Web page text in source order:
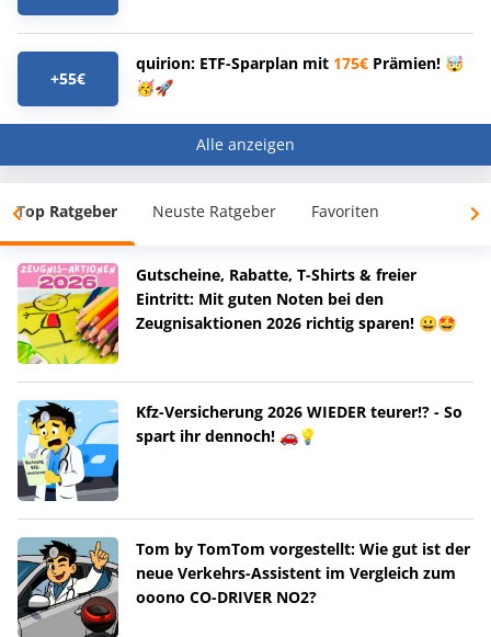
+55€
quirion: ETF-Sparplan mit 175€ Prämien! 🤯
🥳🚀
Alle anzeigen
Top Ratgeber Neuste Ratgeber Favoriten
Gutscheine, Rabatte, T-Shirts & freier
Eintritt: Mit guten Noten bei den
Zeugnisaktionen 2026 richtig sparen! 😀🤩
Kfz-Versicherung 2026 WIEDER teurer!? - So
spart ihr dennoch! 🚗💡
Tom by TomTom vorgestellt: Wie gut ist der
neue Verkehrs-Assistent im Vergleich zum
ooono CO-DRIVER NO2?